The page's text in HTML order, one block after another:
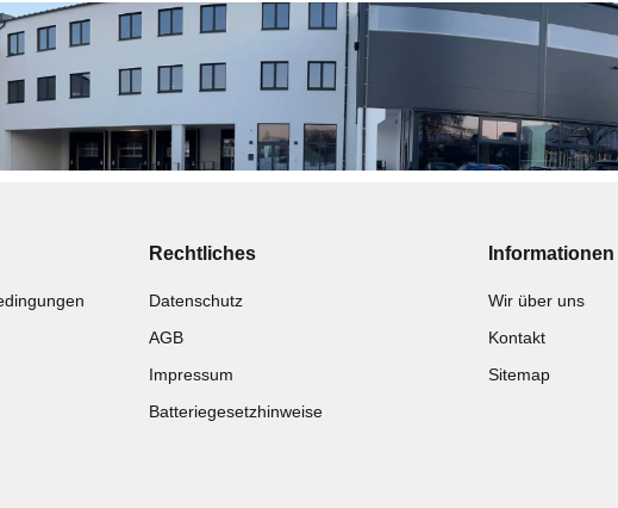
Rechtliches
Datenschutz
AGB
Impressum
Batteriegesetzhinweise
Informationen
Wir über uns
Kontakt
Sitemap